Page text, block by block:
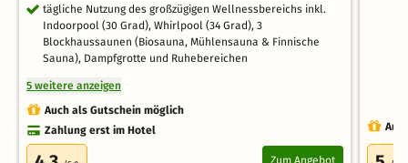
tägliche Nutzung des großzügigen Wellnessbereichs inkl.
Indoorpool (30 Grad), Whirlpool (34 Grad), 3
Blockhaussaunen (Biosauna, Mühlensauna & Finnische
Sauna), Dampfgrotte und Ruhebereichen
5 weitere anzeigen
Auch als Gutschein möglich
Zahlung erst im Hotel
Zum Angebot